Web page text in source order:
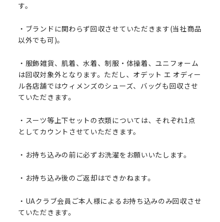
す。
・ブランドに関わらず回収させていただきます(当社商品
以外でも可)。
・服飾雑貨、肌着、水着、制服・体操着、ユニフォーム
は回収対象外となります。ただし、オデット エ オディー
ル各店舗ではウィメンズのシューズ、バッグも回収させ
ていただきます。
・スーツ等上下セットの衣類については、それぞれ1点
としてカウントさせていただきます。
・お持ち込みの前に必ずお洗濯をお願いいたします。
・お持ち込み後のご返却はできかねます。
・UAクラブ会員ご本人様によるお持ち込みのみ回収させ
ていただきます。